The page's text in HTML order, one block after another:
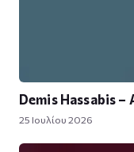
Demis Hassabis
25 Ιουλίου 2026